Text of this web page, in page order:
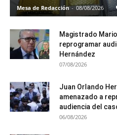
Mesa de Redacción - 08/08/2026
Magistrado
reprogramar
Hernández
07/08/2026
Juan Orlando
amenazado a
audiencia del
06/08/2026